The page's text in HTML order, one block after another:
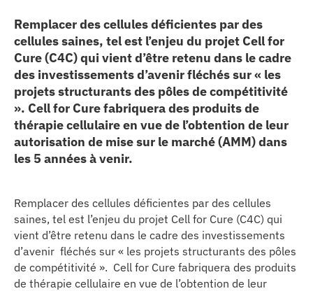
au CHU
écologique
Remplacer des cellules déficientes par des
cellules saines, tel est l’enjeu du projet Cell for
Cure (C4C) qui vient d’être retenu dans le cadre
des investissements d’avenir fléchés sur « les
projets structurants des pôles de compétitivité
». Cell for Cure fabriquera des produits de
thérapie cellulaire en vue de l’obtention de leur
autorisation de mise sur le marché (AMM) dans
les 5 années à venir.
Remplacer des cellules déficientes par des cellules
saines, tel est l’enjeu du projet Cell for Cure (C4C) qui
vient d’être retenu dans le cadre des investissements
d’avenir fléchés sur « les projets structurants des pôles
de compétitivité ». Cell for Cure fabriquera des produits
de thérapie cellulaire en vue de l’obtention de leur